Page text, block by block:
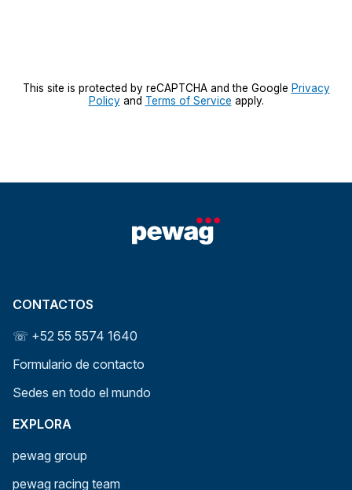
This site is protected by reCAPTCHA and the Google Privacy
Policyand Terms of Service apply.
CONTACTOS
☏ +52 55 5574 1640
Formulario de contacto
Sedes en todo el mundo
EXPLORA
pewag group
pewag racing team